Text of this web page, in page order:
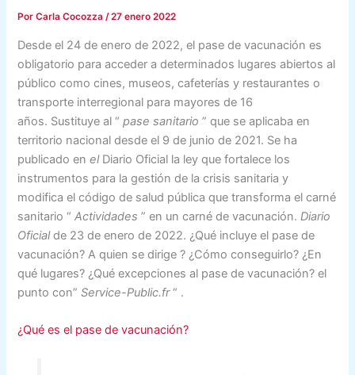
PorCarla Cocozza/27 enero 2022
Desde el 24 de enero de 2022, el pase de vacunación es
obligatorio para acceder a determinados lugares abiertos al
público como cines, museos, cafeterías y restaurantes o
transporte interregional para mayores de 16
años. Sustituye al“pase sanitario ” que se aplicaba en
territorio nacional desde el 9 de junio de 2021. Se ha
publicado enelDiario Oficial la ley que fortalece los
instrumentos para la gestión de la crisis sanitaria y
modifica el código de salud pública que transforma el carné
sanitario“Actividades ” en un carné de vacunación.Diario
Oficialde 23 de enero de 2022. ¿Qué incluye el pase de
vacunación? A quien se dirige ? ¿Cómo conseguirlo? ¿En
qué lugares? ¿Qué excepciones al pase de vacunación? el
punto con”Service-Public.fr“ .
¿Qué es el pase de vacunación?